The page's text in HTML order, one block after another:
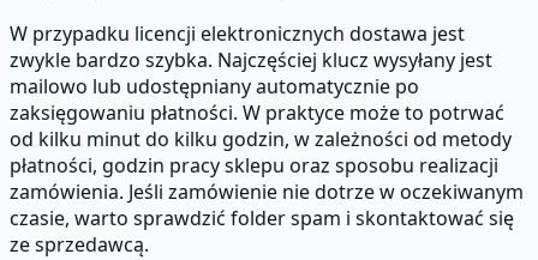
W przypadku licencji elektronicznych dostawa jest
zwykle bardzo szybka. Najczęściej klucz wysyłany jest
mailowo lub udostępniany automatycznie po
zaksięgowaniu płatności. W praktyce może to potrwać
od kilku minut do kilku godzin, w zależności od metody
płatności, godzin pracy sklepu oraz sposobu realizacji
zamówienia. Jeśli zamówienie nie dotrze w oczekiwanym
czasie, warto sprawdzić folder spam i skontaktować się
ze sprzedawcą.